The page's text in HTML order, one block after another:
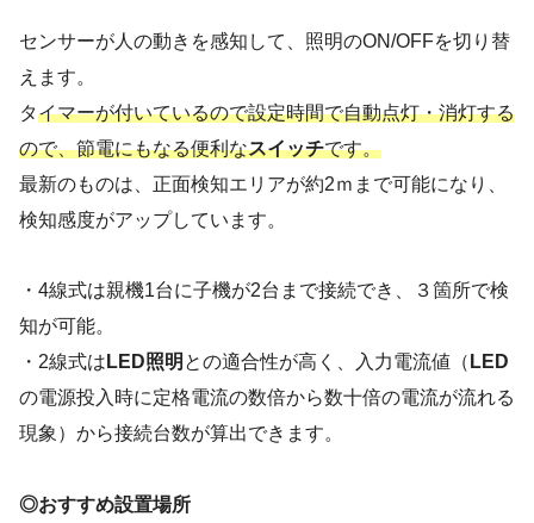
センサーが人の動きを感知して、照明のON/OFFを切り替
えます。
タイマーが付いているので設定時間で自動点灯・消灯する
ので、節電にもなる便利なスイッチです。
最新のものは、正面検知エリアが約2ｍまで可能になり、
検知感度がアップしています。
・4線式は親機1台に子機が2台まで接続でき、３箇所で検
知が可能。
・2線式は LED照明 との適合性が高く、入力電流値（ LED
の電源投入時に定格電流の数倍から数十倍の電流が流れる
現象）から接続台数が算出できます。
◎おすすめ設置場所